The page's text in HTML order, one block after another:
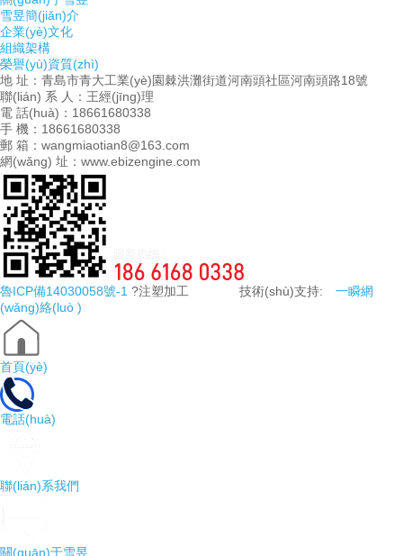
雪昱簡(jiǎn)介
企業(yè)文化
組織架構
榮譽(yù)資質(zhì)
地 址：青島市青大工業(yè)園棘洪灘街道河南頭社區河南頭路18號
聯(lián) 系 人：王經(jīng)理
電 話(huà)：18661680338
手 機：18661680338
郵 箱：wangmiaotian8@163.com
網(wǎng) 址：www.ebizengine.com
魯ICP備14030058號-1 ?注塑加工 技術(shù)支持: 一瞬網
(wǎng)絡(luò )
首頁(yè)
電話(huà)
聯(lián)系我們
關(guān)于雪昱